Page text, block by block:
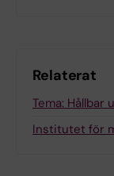
Relaterat
Tema: Hållbar
Institutet för